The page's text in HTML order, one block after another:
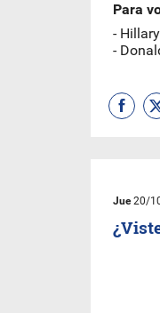
Para
-
-
Jue20/